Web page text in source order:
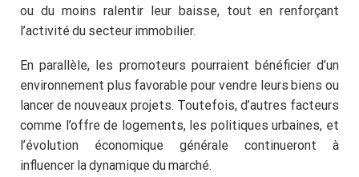
ou du moins ralentir leur baisse, tout en renforçant
l’activité du secteur immobilier.
En parallèle, les promoteurs pourraient bénéficier d’un
environnement plus favorable pour vendre leurs biens ou
lancer de nouveaux projets. Toutefois, d’autres facteurs
comme l’offre de logements, les politiques urbaines, et
l’évolution économique générale continueront à
influencer la dynamique du marché.